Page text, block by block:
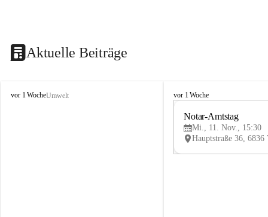
Aktuelle Beiträge
V
vor 1 WocheUmwelt
V
vor 1 Woche
Notar-Amtstag
Mi., 11. Nov., 15:30